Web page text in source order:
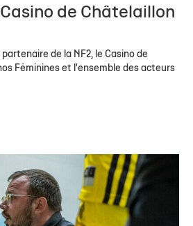
de Châtelaillon
de la NF2, le Casino de
Féminines et l'ensemble des acteurs